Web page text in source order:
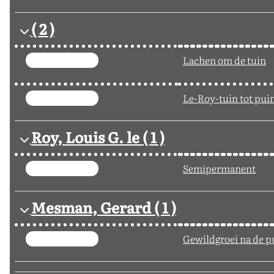
( 2 )
Lachen om de tuin
Le-Roy-tuin tot
Roy, Louis G. le( 1 )
Semipermanent
Mesman, Gerard( 1 )
Gewildgroei na de